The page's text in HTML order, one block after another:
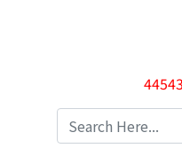
44543